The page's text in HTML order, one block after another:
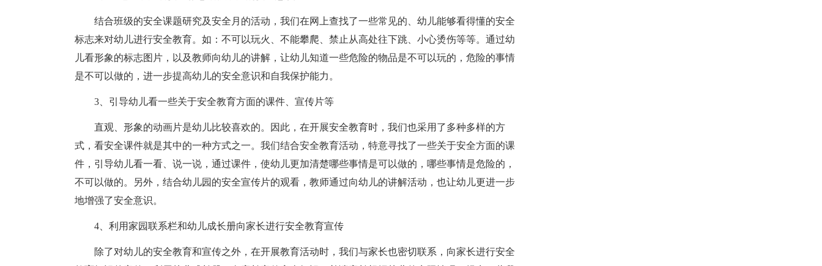
结合班级的安全课题研究及安全月的活动，我们在网上查找了一些常见的、幼儿能够看得懂的安全
标志来对幼儿进行安全教育。如：不可以玩火、不能攀爬、禁止从高处往下跳、小心烫伤等等。通过幼
儿看形象的标志图片，以及教师向幼儿的讲解，让幼儿知道一些危险的物品是不可以玩的，危险的事情
是不可以做的，进一步提高幼儿的安全意识和自我保护能力。
3、引导幼儿看一些关于安全教育方面的课件、宣传片等
直观、形象的动画片是幼儿比较喜欢的。因此，在开展安全教育时，我们也采用了多种多样的方
式，看安全课件就是其中的一种方式之一。我们结合安全教育活动，特意寻找了一些关于安全方面的课
件，引导幼儿看一看、说一说，通过课件，使幼儿更加清楚哪些事情是可以做的，哪些事情是危险的，
不可以做的。另外，结合幼儿园的安全宣传片的观看，教师通过向幼儿的讲解活动，也让幼儿更进一步
地增强了安全意识。
4、利用家园联系栏和幼儿成长册向家长进行安全教育宣传
除了对幼儿的安全教育和宣传之外，在开展教育活动时，我们与家长也密切联系，向家长进行安全